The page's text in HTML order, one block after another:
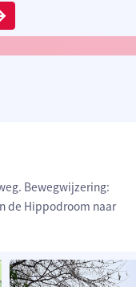
Bewegwijzering:
de Hippodroom naar